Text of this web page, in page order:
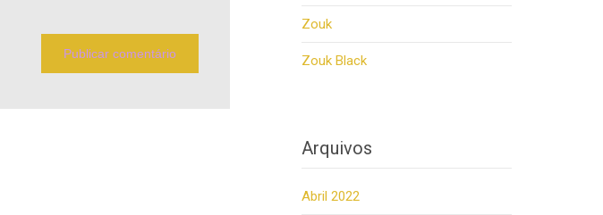
Zouk
Zouk Black
Arquivos
Abril 2022